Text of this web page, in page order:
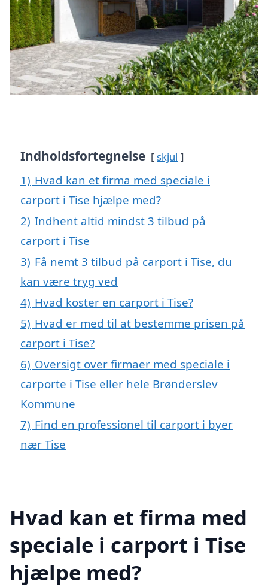
Indholdsfortegnelse skjul
1) Hvad kan et firma med speciale i
carport i Tise hjælpe med?
2) Indhent altid mindst 3 tilbud på
carport i Tise
3) Få nemt 3 tilbud på carport i Tise, du
kan være tryg ved
4) Hvad koster en carport i Tise?
5) Hvad er med til at bestemme prisen på
carport i Tise?
6) Oversigt over firmaer med speciale i
carporte i Tise eller hele Brønderslev
Kommune
7) Find en professionel til carport i byer
nær Tise
Hvad kan et firma med
speciale i carport i Tise
hjælpe med?